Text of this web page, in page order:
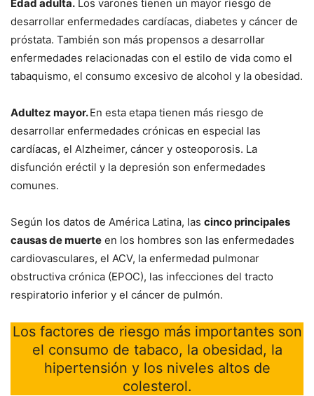
Edad adulta. Los varones tienen un mayor riesgo de
desarrollar enfermedades cardíacas, diabetes y cáncer de
próstata. También son más propensos a desarrollar
enfermedades relacionadas con el estilo de vida como el
tabaquismo, el consumo excesivo de alcohol y la obesidad.
Adultez mayor.En esta etapa tienen más riesgo de
desarrollar enfermedades crónicas en especial las
cardíacas, el Alzheimer, cáncer y osteoporosis. La
disfunción eréctil y la depresión son enfermedades
comunes.
Según los datos de América Latina, las cinco principales
causas de muerte en los hombres son las enfermedades
cardiovasculares, el ACV, la enfermedad pulmonar
obstructiva crónica (EPOC), las infecciones del tracto
respiratorio inferior y el cáncer de pulmón.
Los factores de riesgo más importantes son
el consumo de tabaco, la obesidad, la
hipertensión y los niveles altos de
colesterol.